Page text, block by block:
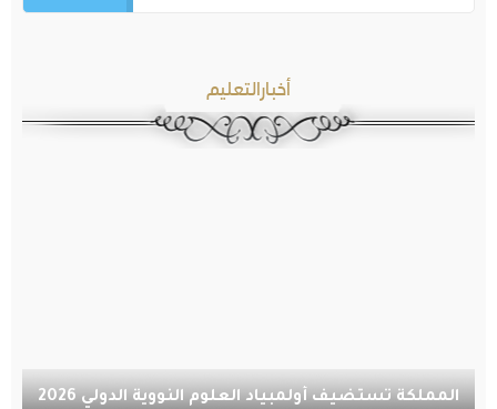
أخبارالتعليم
المملكة تستضيف أولمبياد العلوم النووية الدولي 2026